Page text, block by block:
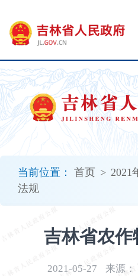
当前位置： 首页 > 2021
法规
吉林省农作
2021-05-27 来源：
开
无
障
碍
说
明
加